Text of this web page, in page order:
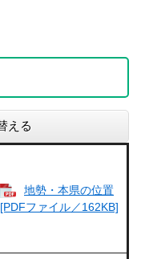
える
地勢・本県の位置
[PDFファイル／162KB]